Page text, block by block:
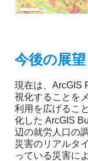
今後の展望
現在は、ArcGIS
視化することを
利用を広げるこ
化した ArcGIS
辺の就労人口の
災害のリアルタ
っている災害に